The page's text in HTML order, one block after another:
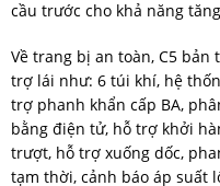
cầu trước cho khả năng
Về trang bị an toàn, C5
trợ lái như: 6 túi khí, hệ
trợ phanh khẩn cấp BA,
bằng điện tử, hỗ trợ khởi
trượt, hỗ trợ xuống dốc,
tạm thời, cảnh báo áp suất